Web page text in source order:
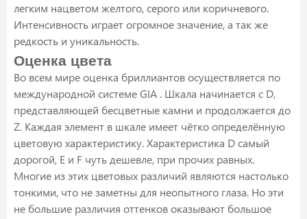
легким нацветом желтого, серого или коричневого.
Интенсивность играет огромное значение, а так же
редкость и уникальность.
Оценка цвета
Во всем мире оценка бриллиантов осуществляется по
международной системе GIA . Шкала начинается с D,
представляющей бесцветные камни и продолжается до
Z. Каждая элемент в шкале имеет чётко определённую
цветовую характеристику. Характеристика D самый
дорогой, E и F чуть дешевле, при прочих равных.
Многие из этих цветовых различий являются настолько
тонкими, что не заметны для неопытного глаза. Но эти
не большие различия оттенков оказывают большое